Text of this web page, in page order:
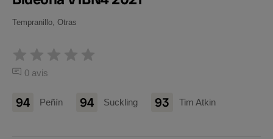
Tempranillo, Otras
0 avis
94 Peñín 94 Suckling 93 Tim Atkin